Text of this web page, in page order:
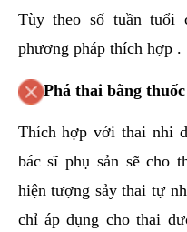
Tùy theo số tuần tuổi
phương pháp thích hợp .
Phá thai bằng thuốc
Thích hợp với thai nhi
bác sĩ phụ sản sẽ cho
hiện tượng sảy thai tự
chỉ áp dụng cho thai